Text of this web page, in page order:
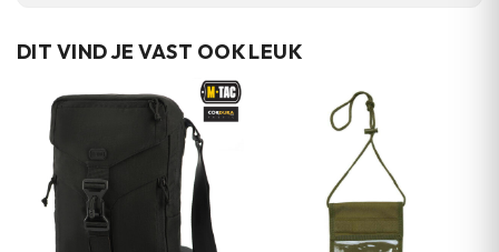
DIT VIND JE VAST OOK LEUK